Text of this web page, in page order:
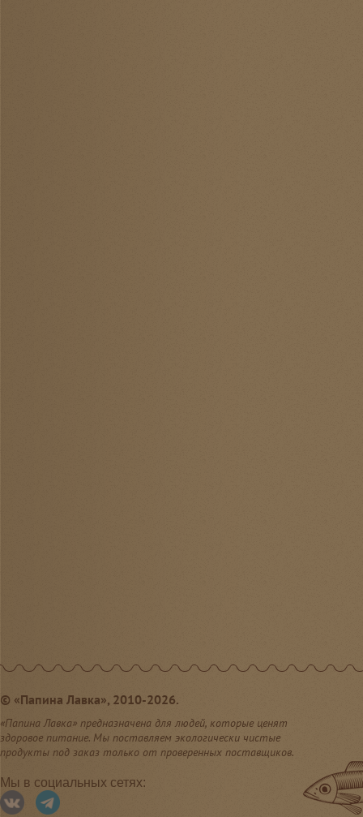
© «Папина Лавка», 2010-2026.
«Папина Лавка» предназначена для людей, которые ценят
здоровое питание. Мы поставляем экологически чистые
продукты под заказ только от проверенных поставщиков.
Мы в социальных сетях: